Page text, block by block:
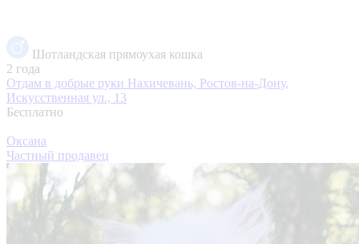
Шотландская прямоухая кошка
2 года
Отдам в добрые руки Нахичевань, Ростов-на-Дону,
Искусственная ул., 13
Бесплатно
Оксана
Частный продавец